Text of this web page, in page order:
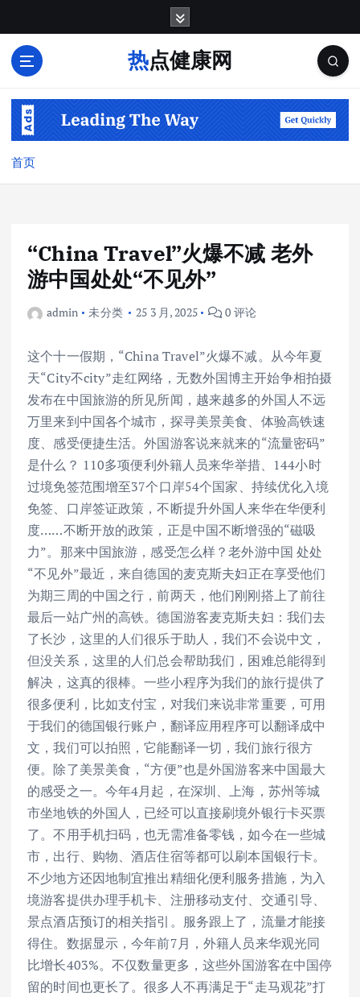
热点健康网
首页
“China Travel”火爆不减 老外
游中国处处“不见外”
admin 未分类 25 3 月, 2025 0 评论
这个十一假期，“China Travel”火爆不减。从今年夏
天“City不city”走红网络，无数外国博主开始争相拍摄
发布在中国旅游的所见所闻，越来越多的外国人不远
万里来到中国各个城市，探寻美景美食、体验高铁速
度、感受便捷生活。外国游客说来就来的“流量密码”
是什么？ 110多项便利外籍人员来华举措、144小时
过境免签范围增至37个口岸54个国家、持续优化入境
免签、口岸签证政策，不断提升外国人来华在华便利
度……不断开放的政策，正是中国不断增强的“磁吸
力”。那来中国旅游，感受怎么样？老外游中国 处处
“不见外”最近，来自德国的麦克斯夫妇正在享受他们
为期三周的中国之行，前两天，他们刚刚搭上了前往
最后一站广州的高铁。德国游客麦克斯夫妇：我们去
了长沙，这里的人们很乐于助人，我们不会说中文，
但没关系，这里的人们总会帮助我们，困难总能得到
解决，这真的很棒。一些小程序为我们的旅行提供了
很多便利，比如支付宝，对我们来说非常重要，可用
于我们的德国银行账户，翻译应用程序可以翻译成中
文，我们可以拍照，它能翻译一切，我们旅行很方
便。除了美景美食，“方便”也是外国游客来中国最大
的感受之一。今年4月起，在深圳、上海，苏州等城
市坐地铁的外国人，已经可以直接刷境外银行卡买票
了。不用手机扫码，也无需准备零钱，如今在一些城
市，出行、购物、酒店住宿等都可以刷本国银行卡。
不少地方还因地制宜推出精细化便利服务措施，为入
境游客提供办理手机卡、注册移动支付、交通引导、
景点酒店预订的相关指引。服务跟上了，流量才能接
得住。数据显示，今年前7月，外籍人员来华观光同
比增长403%。不仅数量更多，这些外国游客在中国停
留的时间也更长了。很多人不再满足于“走马观花”打